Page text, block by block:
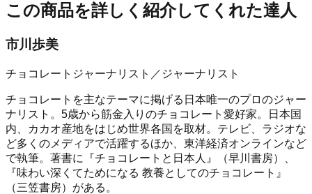
この商品を詳しく紹介してくれた達人
市川歩美
チョコレートジャーナリスト／ジャーナリスト
チョコレートを主なテーマに掲げる日本唯一のプロのジャー
ナリスト。5歳から筋金入りのチョコレート愛好家。日本国
内、カカオ産地をはじめ世界各国を取材。テレビ、ラジオな
ど多くのメディアで活躍するほか、東洋経済オンラインなど
で執筆。著書に『チョコレートと日本人』（早川書房）、
『味わい深くてためになる 教養としてのチョコレート』
（三笠書房）がある。